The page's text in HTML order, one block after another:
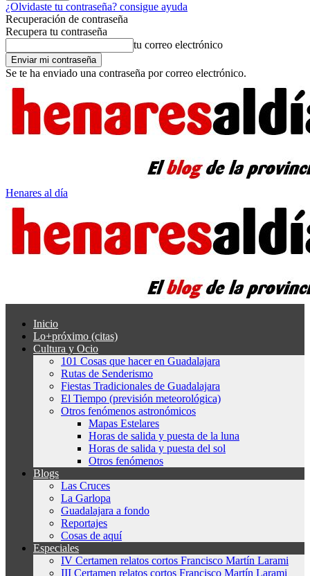
¿Olvidaste tu contraseña? consigue ayuda
Recuperación de contraseña
Recupera tu contraseña
tu correo electrónico
Se te ha enviado una contraseña por correo electrónico.
Henares al día
Inicio
Lo+próximo (citas)
Cultura y Ocio
101 Cosas que hacer en Guadalajara
Rutas de Senderismo
Fiestas Tradicionales de Guadalajara
El Tiempo (previsión meteorológica)
Otros fenómenos astronómicos
Mapas Estelares
Horas de salida y puesta de la luna
Horas de salida y puesta del sol
Otros fenómenos
Blogs
Las Cruces
La Garlopa
Guadalajara a fondo
Reportajes
Cosas de aquí
Especiales
IV Certamen relatos cortos Francisco Martín Larami
III Certamen relatos cortos Francisco Martín Larami